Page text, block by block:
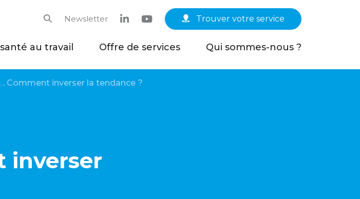
Newsletter LinkedinYouTube Trouver votre service
au travail Offre de services Qui sommes-nous ?
inverser
Comment inverser la tendance ?